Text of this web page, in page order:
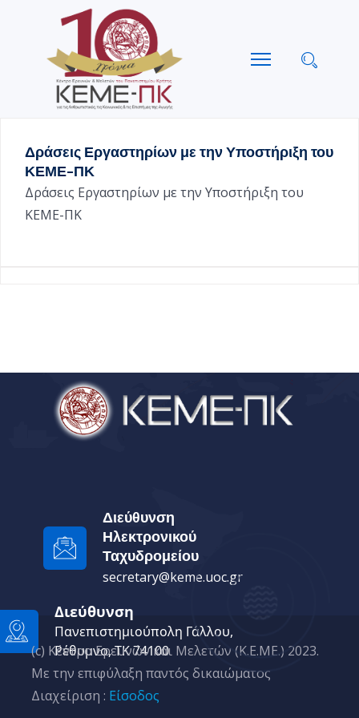
Δράσεις Εργαστηρίων με την Υποστήριξη του
ΚΕΜΕ-ΠΚ
Δράσεις Εργαστηρίων με την Υποστήριξη του
ΚΕΜΕ-ΠΚ
Διεύθυνση
Ηλεκτρονικού
Ταχυδρομείου
secretary@keme.uoc.gr
Διεύθυνση
Πανεπιστημιούπολη Γάλλου,
Ρέθυμνο, ΤΚ 74100
(c) Κέντρο Ερευνών και Μελετών (Κ.Ε.ΜΕ.) 2023.
Με την επιφύλαξη παντός δικαιώματος
Διαχείριση : Είσοδος